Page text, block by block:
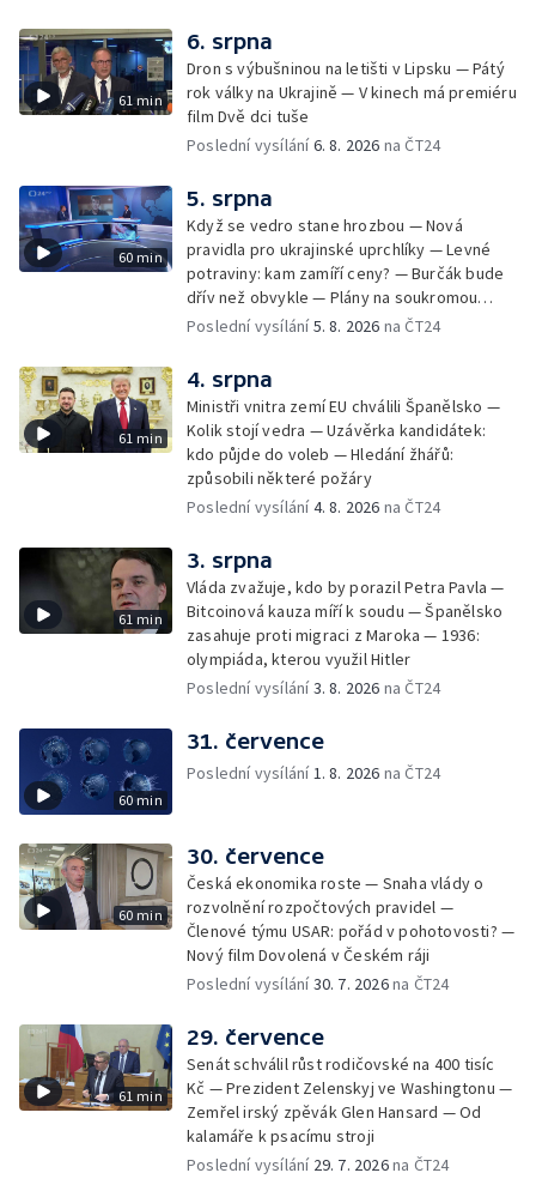
61 min
6. srpna
Dron s výbušninou na letišti v Lipsku — Pátý
rok války na Ukrajině — V kinech má premiéru
film Dvě dci tuše
Poslední vysílání6. 8. 2026 na ČT24
60 min
5. srpna
Když se vedro stane hrozbou — Nová
pravidla pro ukrajinské uprchlíky — Levné
potraviny: kam zamíří ceny? — Burčák bude
dřív než obvykle — Plány na soukromou
orbitální stanici
Poslední vysílání5. 8. 2026 na ČT24
61 min
4. srpna
Ministři vnitra zemí EU chválili Španělsko —
Kolik stojí vedra — Uzávěrka kandidátek:
kdo půjde do voleb — Hledání žhářů:
způsobili některé požáry
Poslední vysílání4. 8. 2026 na ČT24
61 min
3. srpna
Vláda zvažuje, kdo by porazil Petra Pavla —
Bitcoinová kauza míří k soudu — Španělsko
zasahuje proti migraci z Maroka — 1936:
olympiáda, kterou využil Hitler
Poslední vysílání3. 8. 2026 na ČT24
60 min
31. července
Poslední vysílání1. 8. 2026 na ČT24
60 min
30. července
Česká ekonomika roste — Snaha vlády o
rozvolnění rozpočtových pravidel —
Členové týmu USAR: pořád v pohotovosti? —
Nový film Dovolená v Českém ráji
Poslední vysílání30. 7. 2026na ČT24
61 min
29. července
Senát schválil růst rodičovské na 400 tisíc
Kč — Prezident Zelenskyj ve Washingtonu —
Zemřel irský zpěvák Glen Hansard — Od
kalamáře k psacímu stroji
Poslední vysílání 29. 7. 2026na ČT24